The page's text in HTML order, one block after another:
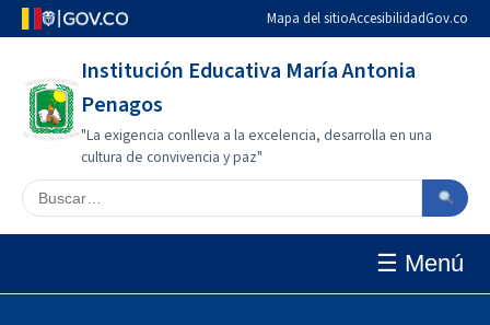
Mapa del sitioAccesibilidadGov.co
Institución Educativa María Antonia
Penagos
"La exigencia conlleva a la excelencia, desarrolla en una
cultura de convivencia y paz"
Buscar en el sitio
☰ Menú